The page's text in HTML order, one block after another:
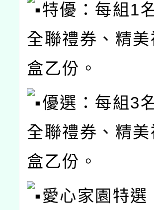
特優：每組1
全聯禮券、精
盒乙份。
優選：每組3
全聯禮券、精
盒乙份。
愛心家園特